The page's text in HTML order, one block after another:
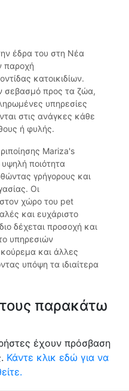
έδρα του στη Νέα
παροχή
κατοικιδίων.
σεβασμό προς τα ζώα,
υπηρεσίες
στις ανάγκες κάθε
ή φυλής.
Mariza's
ποιότητα
γρήγορους και
Οι
στον χώρο του pet
και ευχάριστο
δέχεται προσοχή και
υπηρεσιών
και άλλες
υπόψη τα ιδιαίτερα
παρακάτω
έχουν πρόσβαση
Κάντε κλικ εδώ για να